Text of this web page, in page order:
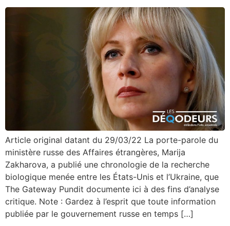
Article original datant du 29/03/22 La porte-parole du
ministère russe des Affaires étrangères, Marija
Zakharova, a publié une chronologie de la recherche
biologique menée entre les États-Unis et l’Ukraine, que
The Gateway Pundit documente ici à des fins d’analyse
critique. Note : Gardez à l’esprit que toute information
publiée par le gouvernement russe en temps […]